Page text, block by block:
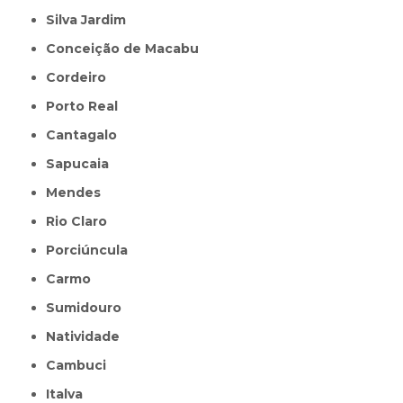
Silva Jardim
Conceição de Macabu
Cordeiro
Porto Real
Cantagalo
Sapucaia
Mendes
Rio Claro
Porciúncula
Carmo
Sumidouro
Natividade
Cambuci
Italva